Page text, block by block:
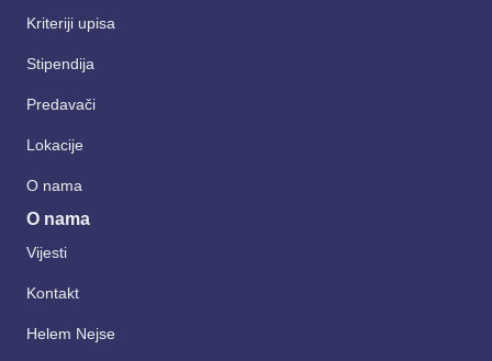
Kriteriji upisa
Stipendija
Predavači
Lokacije
O nama
O nama
Vijesti
Kontakt
Helem Nejse